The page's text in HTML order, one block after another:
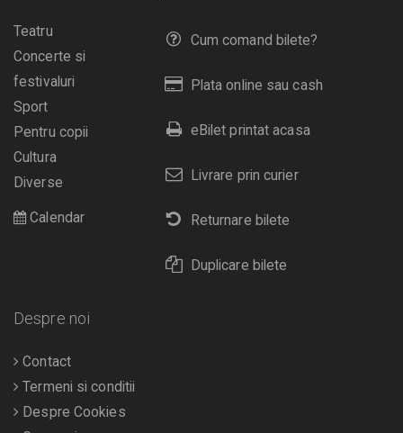
Cum comand bilete?
Plata online sau cash
eBilet printat acasa
Livrare prin curier
Returnare bilete
Duplicare bilete
Teatru
Concerte si
festivaluri
Sport
Pentru copii
Cultura
Diverse
Calendar
Despre noi
Contact
Termeni si conditii
Despre Cookies